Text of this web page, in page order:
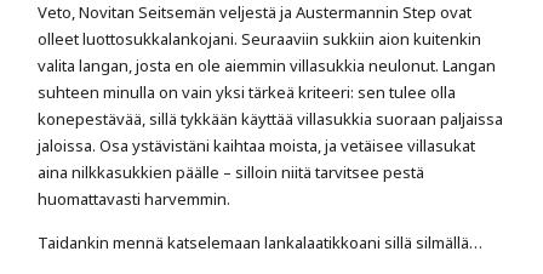
Veto, Novitan Seitsemän veljestä ja Austermannin Step ovat
olleet luottosukkalankojani. Seuraaviin sukkiin aion kuitenkin
valita langan, josta en ole aiemmin villasukkia neulonut. Langan
suhteen minulla on vain yksi tärkeä kriteeri: sen tulee olla
konepestävää, sillä tykkään käyttää villasukkia suoraan paljaissa
jaloissa. Osa ystävistäni kaihtaa moista, ja vetäisee villasukat
aina nilkkasukkien päälle – silloin niitä tarvitsee pestä
huomattavasti harvemmin.
Taidankin mennä katselemaan lankalaatikkoani sillä silmällä…